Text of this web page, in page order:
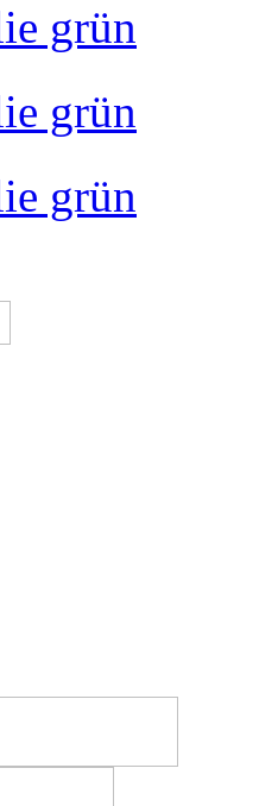
grün
grün
grün